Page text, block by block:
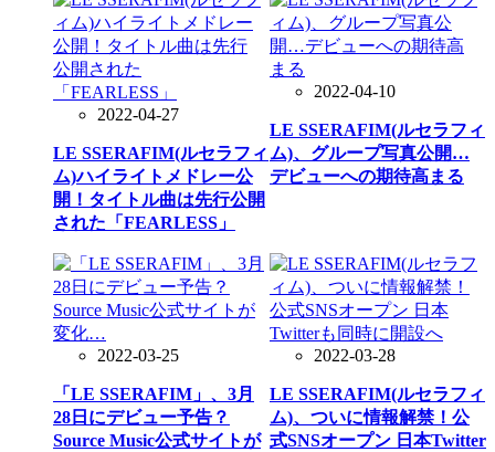
2022-04-27
LE SSERAFIM(ルセラフィ
ム)ハイライトメドレー公
開！タイトル曲は先行公開
された「FEARLESS」
2022-04-10
LE SSERAFIM(ルセラフィ
ム)、グループ写真公開…
デビューへの期待高まる
2022-03-25
「LE SSERAFIM」、3月
28日にデビュー予告？
Source Music公式サイトが
2022-03-28
LE SSERAFIM(ルセラフィ
ム)、ついに情報解禁！公
式SNSオープン 日本Twitter